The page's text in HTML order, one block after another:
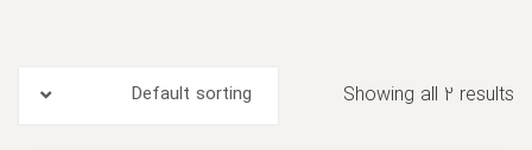
Showing all 2 results
Default sorting